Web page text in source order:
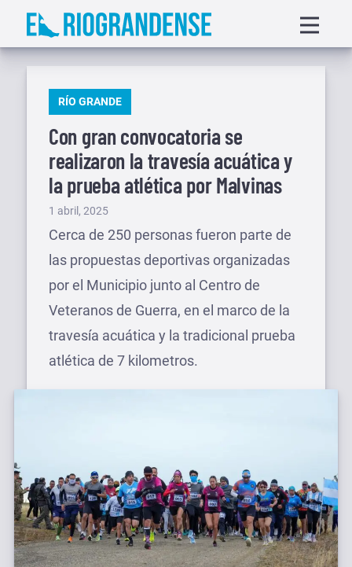
Saltar
menu
PUBLICADO
RÍO GRANDE
Con gran convocatoria se
realizaron la travesía acuática y
la prueba atlética por Malvinas
Publicado
el
1 abril, 2025
Cerca de 250 personas fueron parte de
las propuestas deportivas organizadas
por el Municipio junto al Centro de
Veteranos de Guerra, en el marco de la
travesía acuática y la tradicional prueba
atlética de 7 kilometros.